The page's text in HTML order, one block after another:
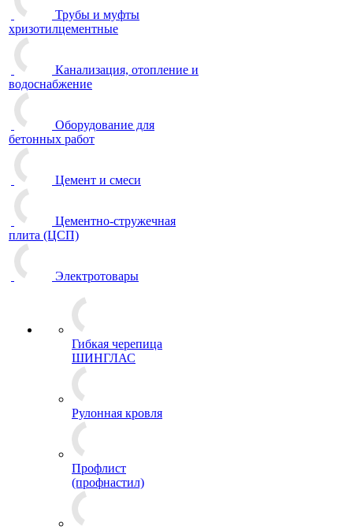
Трубы и муфты
хризотилцементные
Канализация, отопление и
водоснабжение
Оборудование для
бетонных работ
Цемент и смеси
Цементно-стружечная
плита (ЦСП)
Электротовары
Гибкая черепица
ШИНГЛАС
Рулонная кровля
Профлист
(профнастил)